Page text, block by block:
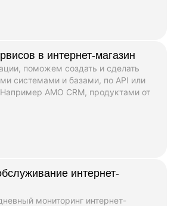
в интернет-магазин
поможем создать и сделать
системами и базами, по API или
AMO CRM, продуктами от
интернет-
мониторинг интернет-